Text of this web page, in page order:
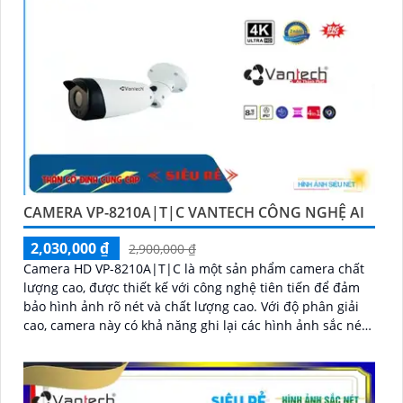
CAMERA VP-8210A|T|C VANTECH CÔNG NGHỆ AI
2,030,000 ₫
2,900,000 ₫
Camera HD VP-8210A|T|C là một sản phẩm camera chất
lượng cao, được thiết kế với công nghệ tiên tiến để đảm
bảo hình ảnh rõ nét và chất lượng cao. Với độ phân giải
cao, camera này có khả năng ghi lại các hình ảnh sắc nét